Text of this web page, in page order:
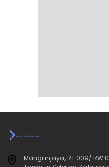
Mangunjaya, RT 009/ RW